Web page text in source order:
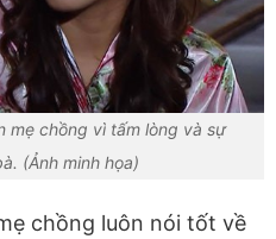
mẹ chồng vì tấm lòng và sự
(Ảnh minh họa)
chồng luôn nói tốt về